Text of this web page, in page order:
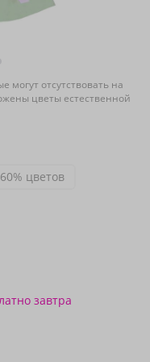
могут отсутствовать на
цветы естественной
цветов
завтра